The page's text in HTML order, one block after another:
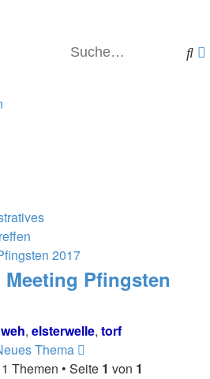
2017
Pfingsten
, elsterwelle, torf
Thema
Themen • Seite 1 von 1